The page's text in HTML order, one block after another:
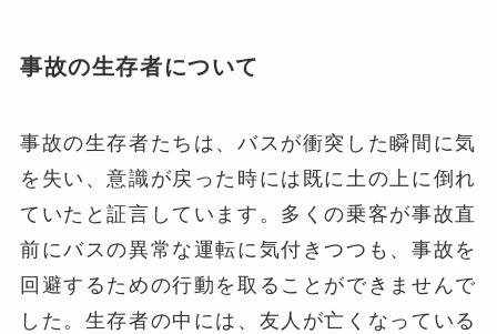
事故の生存者について
事故の生存者たちは、バスが衝突した瞬間に気
を失い、意識が戻った時には既に土の上に倒れ
ていたと証言しています。多くの乗客が事故直
前にバスの異常な運転に気付きつつも、事故を
回避するための行動を取ることができませんで
した。生存者の中には、友人が亡くなっている